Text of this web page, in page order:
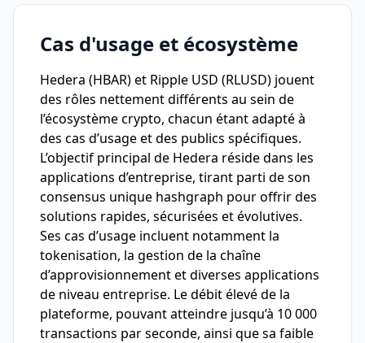
Cas d'usage et écosystème
Hedera (HBAR) et Ripple USD (RLUSD) jouent
des rôles nettement différents au sein de
l’écosystème crypto, chacun étant adapté à
des cas d’usage et des publics spécifiques.
L’objectif principal de Hedera réside dans les
applications d’entreprise, tirant parti de son
consensus unique hashgraph pour offrir des
solutions rapides, sécurisées et évolutives.
Ses cas d’usage incluent notamment la
tokenisation, la gestion de la chaîne
d’approvisionnement et diverses applications
de niveau entreprise. Le débit élevé de la
plateforme, pouvant atteindre jusqu’à 10 000
transactions par seconde, ainsi que sa faible